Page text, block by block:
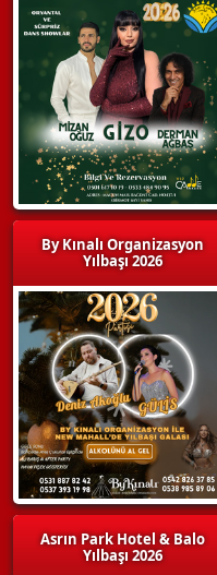
By Kınalı Organizasyon
Yılbaşı 2026
Asrın Park Hotel & Balo
Yılbaşı 2026